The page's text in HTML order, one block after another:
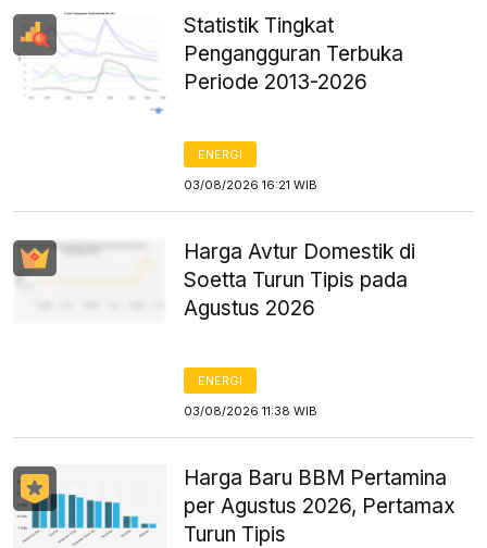
Statistik Tingkat
Pengangguran Terbuka
Periode 2013-2026
ENERGI
03/08/2026 16:21 WIB
Harga Avtur Domestik di
Soetta Turun Tipis pada
Agustus 2026
ENERGI
03/08/2026 11:38 WIB
Harga Baru BBM Pertamina
per Agustus 2026, Pertamax
Turun Tipis